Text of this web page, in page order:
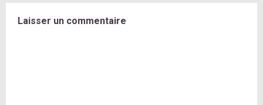
Laisser un commentaire